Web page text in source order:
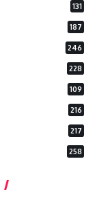
131
187
246
228
109
216
217
258